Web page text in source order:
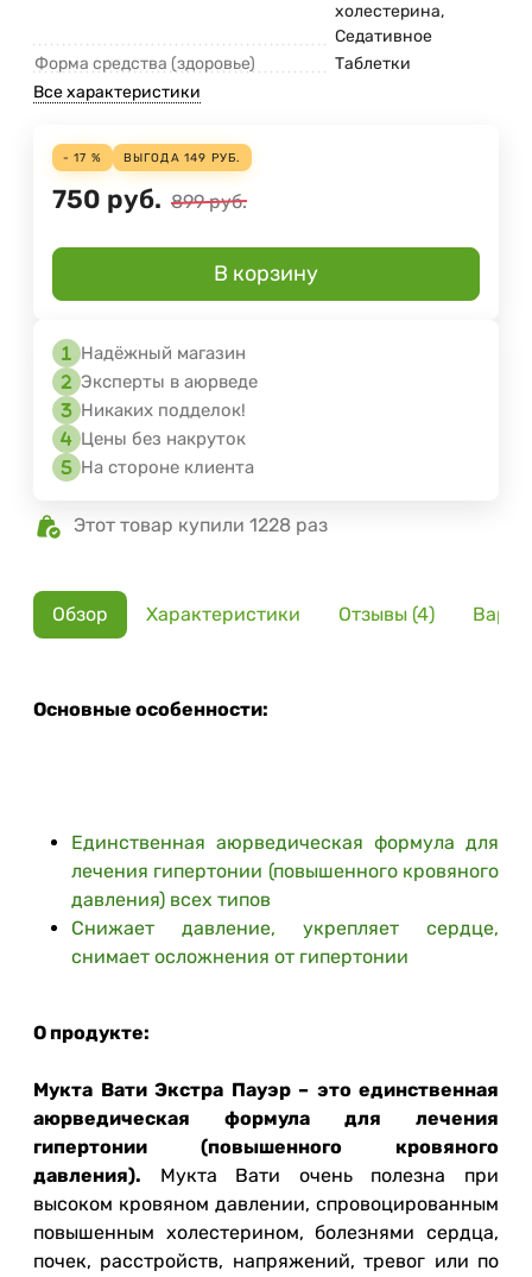
холестерина,
Седативное
Форма средства (здоровье)
Таблетки
Все характеристики
- 17 % ВЫГОДА 149 РУБ.
750 руб. 899 руб.
В корзину
Надёжный магазин
Эксперты в аюрведе
Никаких подделок!
Цены без накруток
На стороне клиента
Этот товар купили 1228 раз
Обзор Характеристики Отзывы (4)
Основные особенности:
Единственная аюрведическая формула для
лечения гипертонии (повышенного кровяного
давления) всех типов
Снижает давление, укрепляет сердце,
снимает осложнения от гипертонии
О продукте:
Мукта Вати Экстра Пауэр – это единственная
аюрведическая формула для лечения
гипертонии (повышенного кровяного
давления). Мукта Вати очень полезна при
высоком кровяном давлении, спровоцированным
повышенным холестерином, болезнями сердца,
почек, расстройств, напряжений, тревог или по